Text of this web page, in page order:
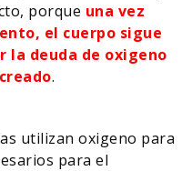
porque una vez
el cuerpo sigue
la deuda de oxigeno
.
utilizan oxigeno para
para el